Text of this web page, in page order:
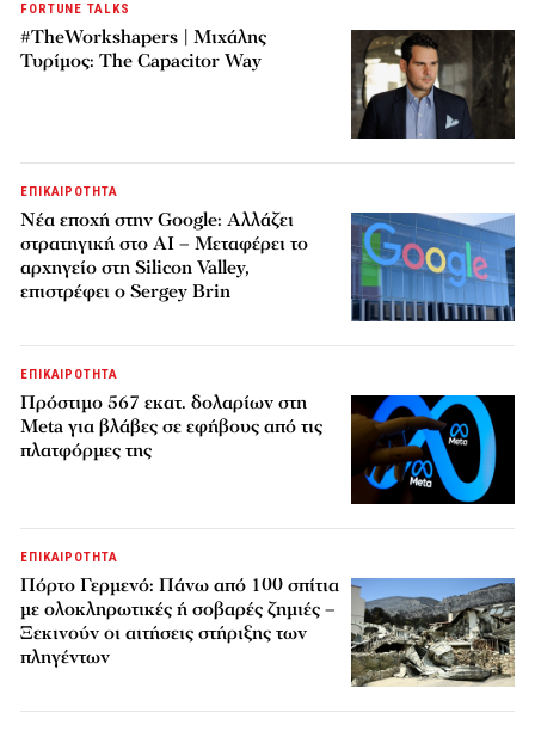
FORTUNE TALKS
#TheWorkshapers | Μιχάλης
Τυρίμος: The Capacitor Way
ΕΠΙΚΑΙΡΟΤΗΤΑ
Νέα εποχή στην Google: Αλλάζει
στρατηγική στο AI – Μεταφέρει το
αρχηγείο στη Silicon Valley,
επιστρέφει ο Sergey Brin
ΕΠΙΚΑΙΡΟΤΗΤΑ
Πρόστιμο 567 εκατ. δολαρίων στη
Meta για βλάβες σε εφήβους από τις
πλατφόρμες της
ΕΠΙΚΑΙΡΟΤΗΤΑ
Πόρτο Γερμενό: Πάνω από 100 σπίτια
με ολοκληρωτικές ή σοβαρές ζημιές –
Ξεκινούν οι αιτήσεις στήριξης των
πληγέντων